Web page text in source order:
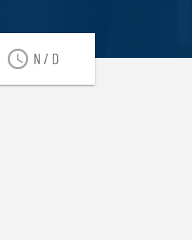
access_time N / D